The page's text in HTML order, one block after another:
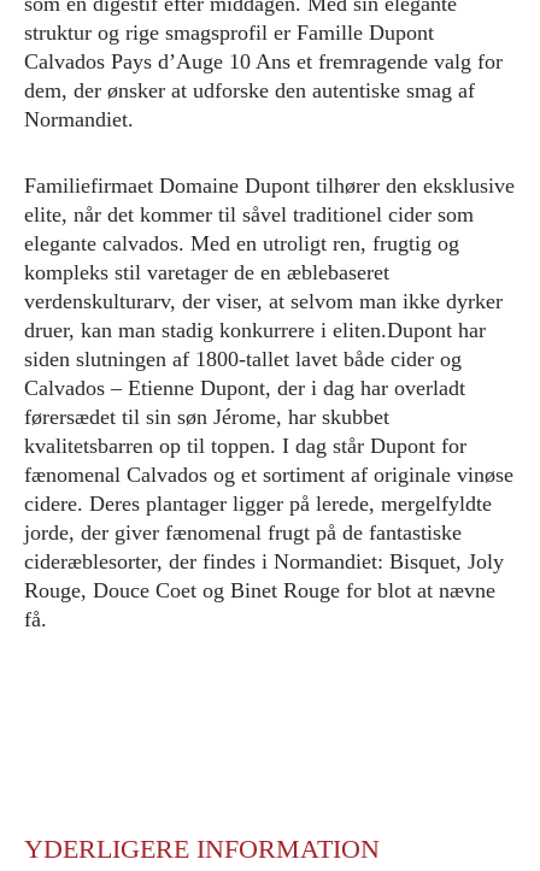
struktur og rige smagsprofil er Famille Dupont
Calvados Pays d’Auge 10 Ans et fremragende valg for
dem, der ønsker at udforske den autentiske smag af
Normandiet.
Familiefirmaet Domaine Dupont tilhører den eksklusive
elite, når det kommer til såvel traditionel cider som
elegante calvados. Med en utroligt ren, frugtig og
kompleks stil varetager de en æblebaseret
verdenskulturarv, der viser, at selvom man ikke dyrker
druer, kan man stadig konkurrere i eliten.Dupont har
siden slutningen af 1800-tallet lavet både cider og
Calvados – Etienne Dupont, der i dag har overladt
førersædet til sin søn Jérome, har skubbet
kvalitetsbarren op til toppen. I dag står Dupont for
fænomenal Calvados og et sortiment af originale vinøse
cidere. Deres plantager ligger på lerede, mergelfyldte
jorde, der giver fænomenal frugt på de fantastiske
cideræblesorter, der findes i Normandiet: Bisquet, Joly
Rouge, Douce Coet og Binet Rouge for blot at nævne
få.
YDERLIGERE INFORMATION